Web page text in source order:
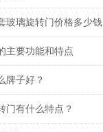
玻璃旋转门价格多少钱
主要功能和特点
牌子好？
门有什么特点？